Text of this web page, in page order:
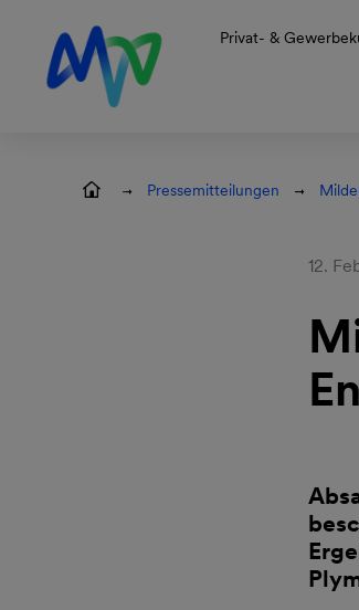
Zur Hauptnavigation
Zum Hauptinhalt springen
Zur Footernavigation
Privat- &
Pressemitteilungen
12.